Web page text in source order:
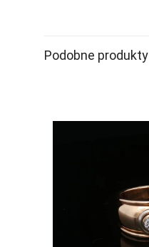
Podobne produkty